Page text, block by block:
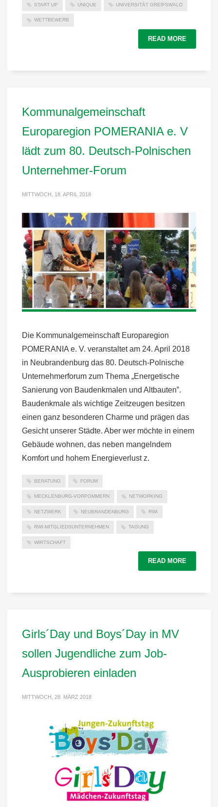
START UP UNIQUE UNIVERSITÄT GREIFSWALD
WETTBEWERB
READ MORE
Kommunalgemeinschaft
Europaregion POMERANIA e. V
lädt zum 80. Deutsch-Polnischen
Unternehmer-Forum
MITTWOCH, 18. APRIL 2018
Die Kommunalgemeinschaft Europaregion
POMERANIA e. V. veranstaltet am 24. April 2018
in Neubrandenburg das 80. Deutsch-Polnische
Unternehmerforum zum Thema „Energetische
Sanierung von Baudenkmalen und Altbauten”.
Baudenkmale als wichtige Zeitzeugen besitzen
einen ganz besonderen Charme und prägen das
Gesicht unserer Städte. Aber wer möchte in einem
Gebäude wohnen, das neben mangelndem
Komfort und hohem Energieverlust z.
BERATUNG FORUM
MECKLENBURG-VORPOMMERN NETWORKING
NETZWERK NEUBRANDENBURG RWI
RWI-MITGLIEDSUNTERNEHMEN TAGUNG
WIRTSCHAFT
READ MORE
Girls´Day und Boys´Day in MV
sollen Jugendliche zum Job-
Ausprobieren einladen
MITTWOCH, 28. MÄRZ 2018